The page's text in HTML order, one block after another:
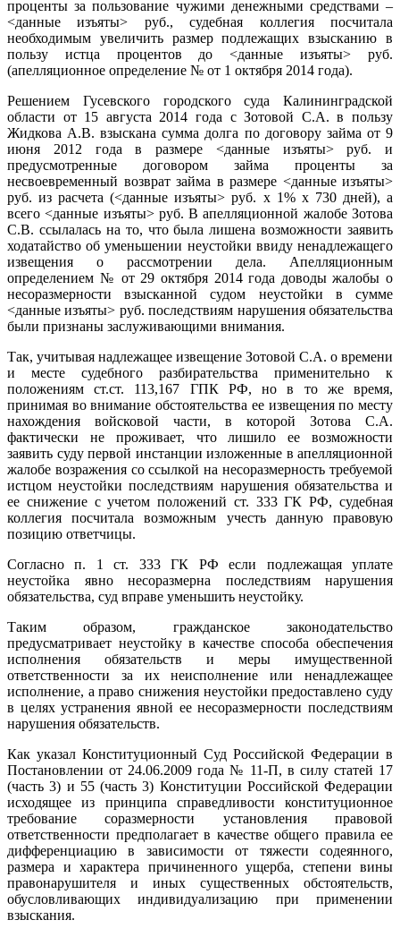
проценты за пользование чужими денежными средствами –
<данные изъяты> руб., судебная коллегия посчитала
необходимым увеличить размер подлежащих взысканию в
пользу истца процентов до <данные изъяты> руб.
(апелляционное определение № от 1 октября 2014 года).
Решением Гусевского городского суда Калининградской
области от 15 августа 2014 года с Зотовой С.А. в пользу
Жидкова А.В. взыскана сумма долга по договору займа от 9
июня 2012 года в размере <данные изъяты> руб. и
предусмотренные договором займа проценты за
несвоевременный возврат займа в размере <данные изъяты>
руб. из расчета (<данные изъяты> руб. х 1% х 730 дней), а
всего <данные изъяты> руб. В апелляционной жалобе Зотова
С.В. ссылалась на то, что была лишена возможности заявить
ходатайство об уменьшении неустойки ввиду ненадлежащего
извещения о рассмотрении дела. Апелляционным
определением № от 29 октября 2014 года доводы жалобы о
несоразмерности взысканной судом неустойки в сумме
<данные изъяты> руб. последствиям нарушения обязательства
были признаны заслуживающими внимания.
Так, учитывая надлежащее извещение Зотовой С.А. о времени
и месте судебного разбирательства применительно к
положениям ст.ст. 113,167 ГПК РФ, но в то же время,
принимая во внимание обстоятельства ее извещения по месту
нахождения войсковой части, в которой Зотова С.А.
фактически не проживает, что лишило ее возможности
заявить суду первой инстанции изложенные в апелляционной
жалобе возражения со ссылкой на несоразмерность требуемой
истцом неустойки последствиям нарушения обязательства и
ее снижение с учетом положений ст. 333 ГК РФ, судебная
коллегия посчитала возможным учесть данную правовую
позицию ответчицы.
Согласно п. 1 ст. 333 ГК РФ если подлежащая уплате
неустойка явно несоразмерна последствиям нарушения
обязательства, суд вправе уменьшить неустойку.
Таким образом, гражданское законодательство
предусматривает неустойку в качестве способа обеспечения
исполнения обязательств и меры имущественной
ответственности за их неисполнение или ненадлежащее
исполнение, а право снижения неустойки предоставлено суду
в целях устранения явной ее несоразмерности последствиям
нарушения обязательств.
Как указал Конституционный Суд Российской Федерации в
Постановлении от 24.06.2009 года № 11-П, в силу статей 17
(часть 3) и 55 (часть 3) Конституции Российской Федерации
исходящее из принципа справедливости конституционное
требование соразмерности установления правовой
ответственности предполагает в качестве общего правила ее
дифференциацию в зависимости от тяжести содеянного,
размера и характера причиненного ущерба, степени вины
правонарушителя и иных существенных обстоятельств,
обусловливающих индивидуализацию при применении
взыскания.